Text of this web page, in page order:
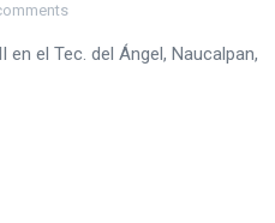
el Tec. del Ángel, Naucalpan,